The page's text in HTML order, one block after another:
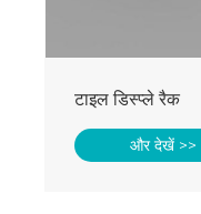
टाइल डिस्प्ले रैक
और देखें >>